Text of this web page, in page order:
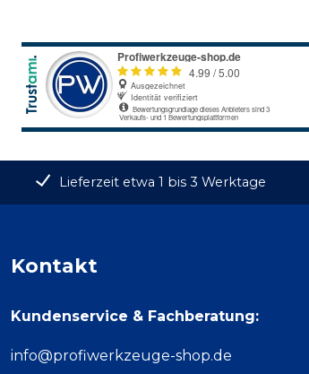
Lieferzeit etwa 1 bis 3 Werktage
Kontakt
Kundenservice & Fachberatung:
info@profiwerkzeuge-shop.de